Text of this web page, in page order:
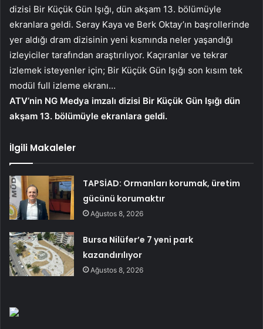
dizisi Bir Küçük Gün Işığı, dün akşam 13. bölümüyle
ekranlara geldi. Seray Kaya ve Berk Oktay’ın başrollerinde
yer aldığı dram dizisinin yeni kısmında neler yaşandığı
izleyiciler tarafından araştırılıyor. Kaçıranlar ve tekrar
izlemek isteyenler için; Bir Küçük Gün Işığı son kısım tek
modül full izleme ekranı…
ATV’nin NG Medya imzalı dizisi Bir Küçük Gün Işığı dün
akşam 13. bölümüyle ekranlara geldi.
İlgili Makaleler
TAPSİAD: Ormanları korumak, üretim
gücünü korumaktır
Ağustos 8, 2026
Bursa Nilüfer’e 7 yeni park
kazandırılıyor
Ağustos 8, 2026